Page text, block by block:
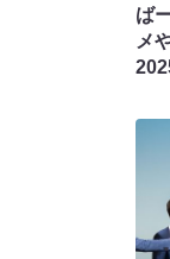
ば
メ